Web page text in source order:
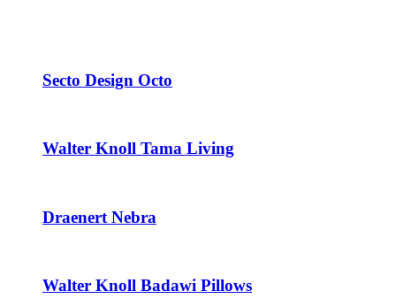
Secto Design Octo
Walter Knoll Tama Living
Draenert Nebra
Walter Knoll Badawi Pillows